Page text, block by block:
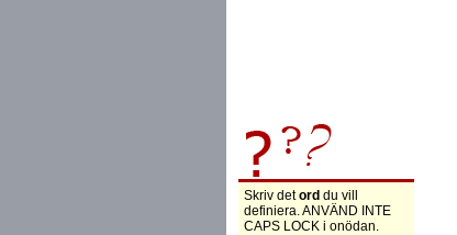
Skriv detord du vill
definiera. ANVÄND INTE
CAPS LOCK i onödan.